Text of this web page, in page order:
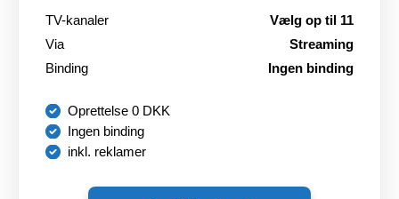
TV-kanaler
Vælg op til 11
Via
Streaming
Binding
Ingen binding
Oprettelse 0 DKK
Ingen binding
inkl. reklamer